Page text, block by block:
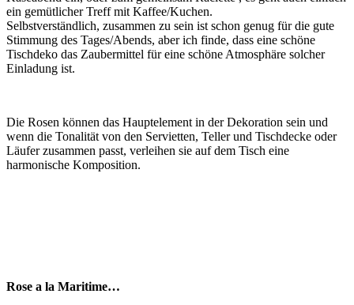
ein gemütlicher Treff mit Kaffee/Kuchen.
Selbstverständlich, zusammen zu sein ist schon genug für die gute
Stimmung des Tages/Abends, aber ich finde, dass eine schöne
Tischdeko das Zaubermittel für eine schöne Atmosphäre solcher
Einladung ist.
Die Rosen können das Hauptelement in der Dekoration sein und
wenn die Tonalität von den Servietten, Teller und Tischdecke oder
Läufer zusammen passt, verleihen sie auf dem Tisch eine
harmonische Komposition.
Rose a la Maritime…